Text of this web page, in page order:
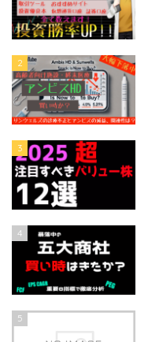
2
3
4
5